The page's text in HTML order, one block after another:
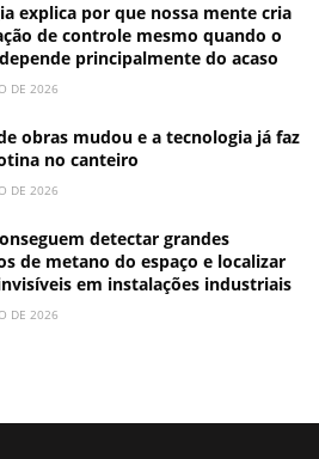
explica por que nossa mente cria
de controle mesmo quando o
principalmente do acaso
DE 2026
obras mudou e a tecnologia já faz
no canteiro
DE 2026
detectar grandes
de metano do espaço e localizar
em instalações industriais
DE 2026